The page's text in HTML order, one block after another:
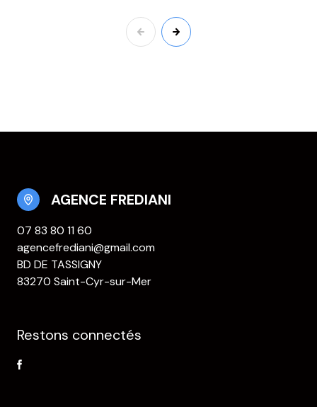
AGENCE FREDIANI
07 83 80 11 60
agencefrediani@gmail.com
BD DE TASSIGNY
83270 Saint-Cyr-sur-Mer
Restons connectés